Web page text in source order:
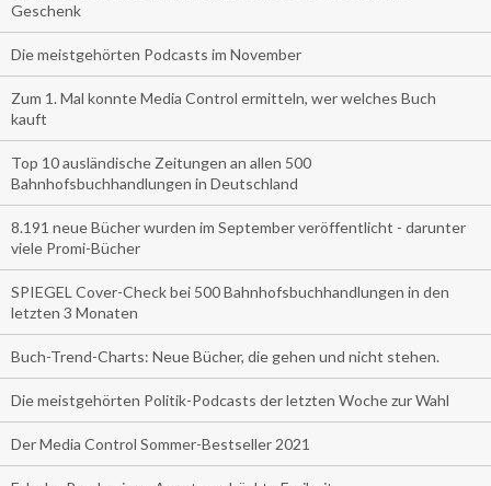
Geschenk
Die meistgehörten Podcasts im November
Zum 1. Mal konnte Media Control ermitteln, wer welches Buch
kauft
Top 10 ausländische Zeitungen an allen 500
Bahnhofsbuchhandlungen in Deutschland
8.191 neue Bücher wurden im September veröffentlicht - darunter
viele Promi-Bücher
SPIEGEL Cover-Check bei 500 Bahnhofsbuchhandlungen in den
letzten 3 Monaten
Buch-Trend-Charts: Neue Bücher, die gehen und nicht stehen.
Die meistgehörten Politik-Podcasts der letzten Woche zur Wahl
Der Media Control Sommer-Bestseller 2021